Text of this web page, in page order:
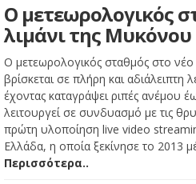
Ο μετεωρολογικός
λιμάνι της Μυκόνου
Ο μετεωρολογικός σταθμός στο
βρίσκεται σε πλήρη και αδιάλειπτη
έχοντας καταγράψει ριπές ανέμου
λειτουργεί σε συνδυασμό με τις
πρώτη υλοποίηση live video
Ελλάδα, η οποία ξεκίνησε το 2013
Περισσότερα..